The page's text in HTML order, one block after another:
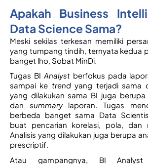
Apakah Business
Data Science Sama?
Meski sekilas terkesan memiliki
yang tumpang tindih, ternyata kedua
banget lho, Sobat MinDi.
Tugas BI Analyst berfokus pada
sampai ke trend yang terjadi sama
yang dilakukan sama BI juga
dan summary laporan. Tugas
berbeda banget sama Data
buat pencarian korelasi, pola, dan
Analisis yang dilakukan juga berupa
prescriptif.